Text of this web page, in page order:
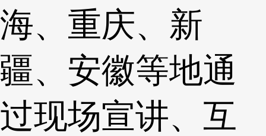
海、重庆、新
疆、安徽等地通
过现场宣讲、互